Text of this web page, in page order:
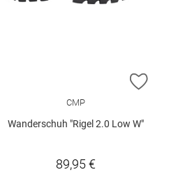
ZUR
CMP
Wanderschuh "Rigel 2.0 Low W"
89,95 €